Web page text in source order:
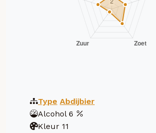
Type Abdijbier
Alcohol 6
Kleur 11